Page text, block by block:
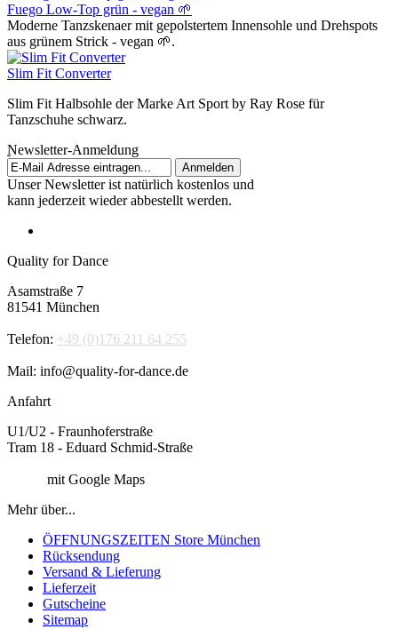
Fuego Low-Top grün - vegan 🌱
Moderne Tanzskenaer mit gepolstertem Innensohle und Drehspots
aus grünem Strick - vegan 🌱.
Slim Fit Converter
Slim Fit Halbsohle der Marke Art Sport by Ray Rose für
Tanzschuhe schwarz.
Newsletter-Anmeldung
Anmelden
Unser Newsletter ist natürlich kostenlos und
kann jederzeit wieder abbestellt werden.
Quality for Dance
Asamstraße 7
81541 München
Telefon: +49 (0)176 211 64 255
Mail: info@quality-for-dance.de
Anfahrt
U1/U2 - Fraunhoferstraße
Tram 18 - Eduard Schmid-Straße
mit Google Maps
Mehr über...
ÖFFNUNGSZEITEN Store München
Rücksendung
Versand & Lieferung
Lieferzeit
Gutscheine
Sitemap